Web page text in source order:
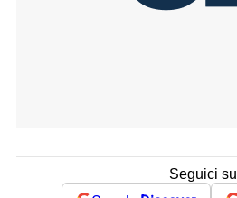
Seguici su